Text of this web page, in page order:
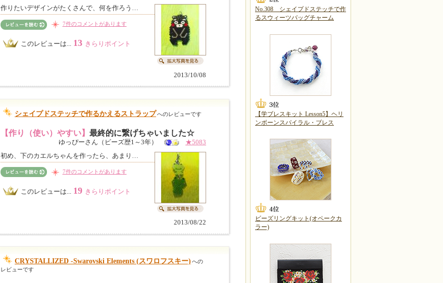
作りたいデザインがたくさんで、何を作ろう…
7件のコメントがあります
このレビューは... 13 きらりポイント
2013/10/08
シェイプドステッチで作るかえるストラップへのレビューです
【作り（使い）やすい】 最終的に繋げちゃいました☆
ゆっぴーさん（ビーズ歴1～3年）
★5083
初め、下のカエルちゃんを作ったら、あまり…
7件のコメントがあります
このレビューは... 19 きらりポイント
2013/08/22
CRYSTALLIZED -Swarovski Elements (スワロフスキー) への
レビューです
No.308 シェイプドステッチで作
るスウィーツバッグチャーム
【学ブレスキット Lesson5】ヘリ
ンボーンスパイラル・ブレス
ビーズリングキット(オペークカ
ラー)